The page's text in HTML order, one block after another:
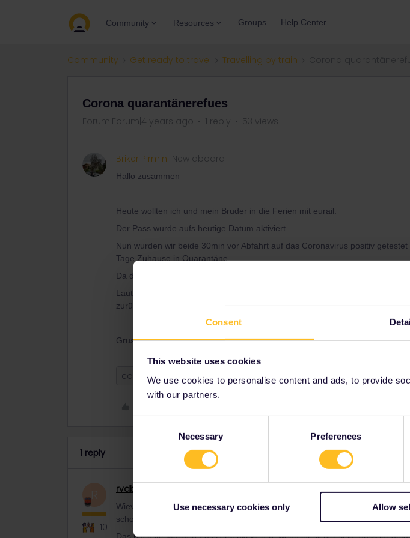
Consent
This website uses cookies
We use cookies to personalise content and ads, to provide
with our partners.
Necessary Preferences
Use necessary cookies only Allow
Community Resources Groups Help Center
Community Get ready to travel Travelling by train
Corona quarantänerefues
Forum|Forum|4 years ago 1 reply 53 views
Briker Pirmin New aboard
Hallo zusammen
Heute wollten ich und mein Bruder in die Ferien mit eurail.
Der Pass wurde aufs heutige Datum aktiviert.
Nun wurden wir beide 30min vor Abfahrt auf das Coronavirus positiv
Tage Zuhause in Quarantäne.
Da der Pass aktiviert wurde und wir sonst keine Ferien mehrmachen können,
Lautet unsere Frage, ob der Pass vollumfänglich zurückerstattet wird oder ob
zurückerstattet wird?
Gruss Pirmin B.
covid
1 reply
+10
rvdborgt
Wieviel zurückerstattet wird, hängt von der beim Kauf gewählten Option ab.
schon aktiviert wurde, fragt ihr am besten beim
Kundenservicenach, was